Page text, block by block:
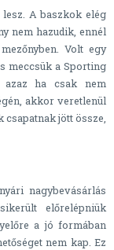
A baszkok elég
nem hazudik, ennél
Volt egy
meccsük a Sporting
azaz ha csak nem
akkor veretlenül
jött össze,
nagybevásárlás
előrelépniük
a jó formában
nem kap. Ez